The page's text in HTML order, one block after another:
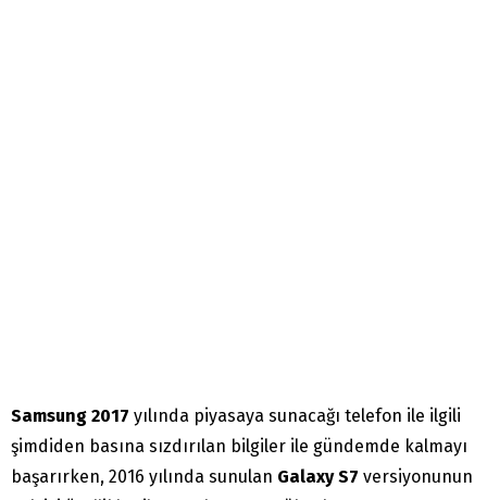
Samsung 2017 yılında piyasaya sunacağı telefon ile ilgili
şimdiden basına sızdırılan bilgiler ile gündemde kalmayı
başarırken, 2016 yılında sunulan Galaxy S7 versiyonunun